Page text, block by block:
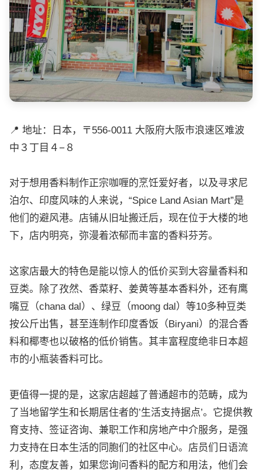
📍 地址：日本，〒556-0011 大阪府大阪市浪速区难波
中３丁目４−８
对于想用香料制作正宗咖喱的烹饪爱好者，以及寻求尼
泊尔、印度风味的人来说，“Spice Land Asian Mart”是
他们的避风港。店铺从旧址搬迁后，现在位于大楼的地
下，店内明亮，弥漫着浓郁而丰富的香料芬芳。
这家店最大的特色是能以惊人的低价买到大容量香料和
豆类。除了孜然、香菜籽、姜黄等基本香料外，还有鹰
嘴豆（chana dal）、绿豆（moong dal）等10多种豆类
按公斤出售，甚至连制作印度香饭（Biryani）的混合香
料和椰枣也以破格的低价销售。其丰富程度绝非日本超
市的小瓶装香料可比。
更值得一提的是，这家店超越了普通超市的范畴，成为
了当地留学生和长期居住者的’生活支持据点’。它提供教
育支持、签证咨询、兼职工作和房地产中介服务，是强
力支持在日本生活的同胞们的社区中心。店员们日语流
利，态度友善，如果您询问香料的配方和用法，他们会